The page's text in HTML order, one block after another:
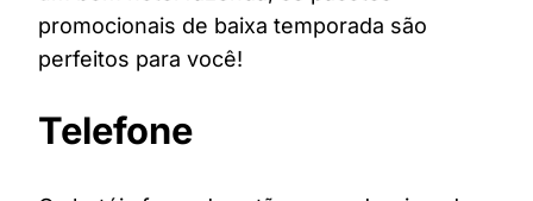
promocionais de baixa temporada são
perfeitos para você!
Telefone